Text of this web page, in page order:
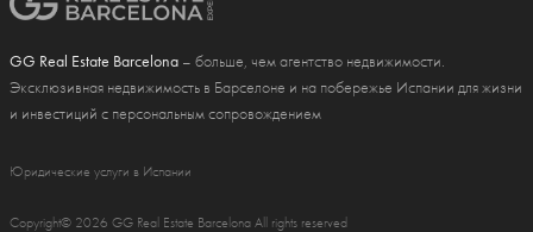
GG Real Estate Barcelona – больше, чем агентство недвижимости.
Эксклюзивная недвижимость в Барселоне и на побережье Испании для жизни
и инвестиций с персональным сопровождением
Юридические услуги в Испании
Copyright© 2026 GG Real Estate Barcelona All rights reserved